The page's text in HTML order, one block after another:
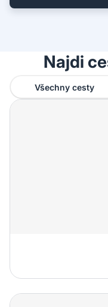
Najdi
Všechny cesty